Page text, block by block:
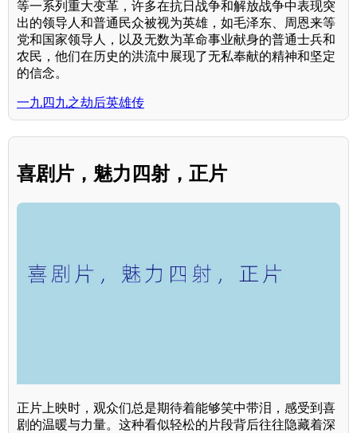
等一系列重大变革，许多在抗日战争和解放战争中表现突
出的领导人和普通民众被视为英雄，如毛泽东、周恩来等
党和国家领导人，以及无数为革命事业献身的普通士兵和
农民，他们在历史的洪流中展现了无私奉献的精神和坚定
的信念。
一九四九之劫后英雄传
喜剧片，魅力四射，正片
正片上映时，观众们总是期待着能够笑中带泪，感受到喜
剧的温暖与力量。这种看似轻松的片段背后往往隐藏着深